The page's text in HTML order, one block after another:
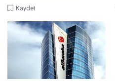
Kaydet